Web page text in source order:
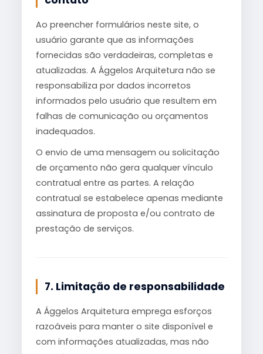
Ao preencher formulários neste site, o
usuário garante que as informações
fornecidas são verdadeiras, completas e
atualizadas. A Ággelos Arquitetura não se
responsabiliza por dados incorretos
informados pelo usuário que resultem em
falhas de comunicação ou orçamentos
inadequados.
O envio de uma mensagem ou solicitação
de orçamento não gera qualquer vínculo
contratual entre as partes. A relação
contratual se estabelece apenas mediante
assinatura de proposta e/ou contrato de
prestação de serviços.
7. Limitação de responsabilidade
A Ággelos Arquitetura emprega esforços
razoáveis para manter o site disponível e
com informações atualizadas, mas não